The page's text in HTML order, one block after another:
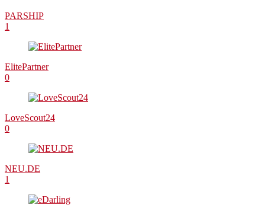
PARSHIP
1
ElitePartner
0
LoveScout24
0
NEU.DE
1